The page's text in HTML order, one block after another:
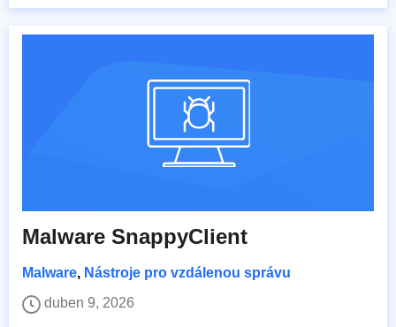
Malware SnappyClient
Malware, Nástroje pro vzdálenou správu
duben 9, 2026